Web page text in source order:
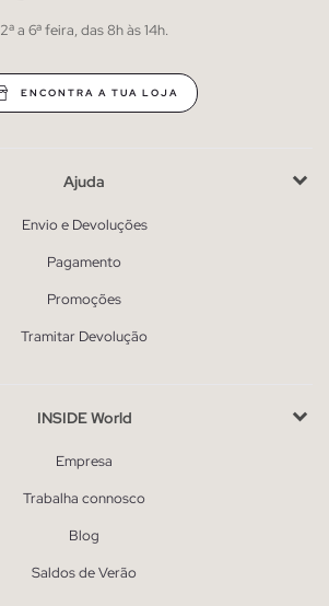
2ª a 6ª feira, das 8h às 14h.
ENCONTRA A TUA LOJA
Ajuda
Envio e Devoluções
Pagamento
Promoções
Tramitar Devolução
INSIDE World
Empresa
Trabalha connosco
Blog
Saldos de Verão